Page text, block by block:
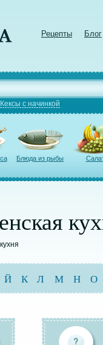
Рецепты Блог
Кексы с начинкой
Блюда из рыбы
Й К Л М Н О